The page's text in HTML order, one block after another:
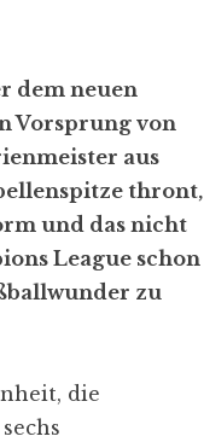
dem neuen
Vorsprung von
aus
thront,
und das nicht
League schon
zu
die